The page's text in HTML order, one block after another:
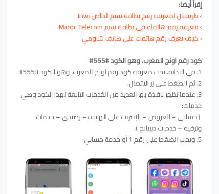
إقرأ أيضا:
›طريقتان لمعرفة رقم بطاقة سيم الخاص Inwi
›معرفة رقم هاتفك في بطاقة سيم Maroc Telecom
›كيف تعرف رقم هاتفك على هاتف شاومي
كود رقم اونج المغرب، وهو الكود #555#
1. في البداية، يجب معرفة كود رقم اونج المغرب، وهو الكود #555#
2. ثم الضغط على زر الاتصال.
3. عندما تظهر نافذة بها العديد من الخدمات التابعة لهذا الكود وهي
خدمات:
( حسابي – العروض – الإنترنت على الهاتف – رصيدي – خدمات
وترفيه – خدمات ديبيانج ).
5. ويجب الضغط على رقم 1 أو خدمة حسابي: